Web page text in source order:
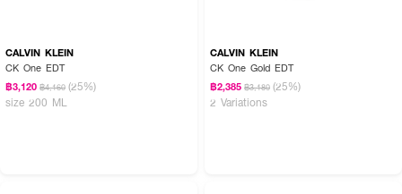
CALVIN KLEIN
CK One EDT
฿3,120 ฿4,160 (25%)
size 200 ML
CALVIN KLEIN
CK One Gold EDT
฿2,385 ฿3,180 (25%)
2 Variations